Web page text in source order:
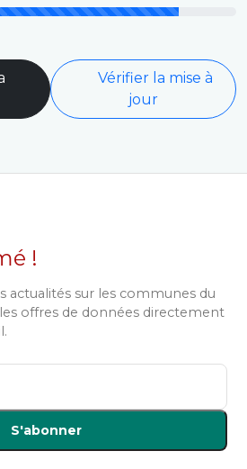
Vérifier la mise à
jour
!
actualités sur les communes du
offres de données directement
S'abonner